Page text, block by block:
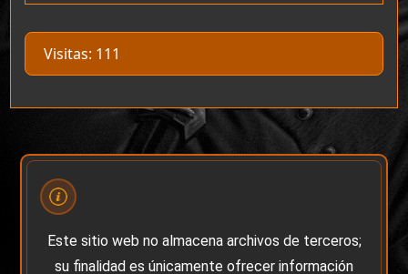
Visitas: 111
Este sitio web no almacena archivos de terceros;
su finalidad es únicamente ofrecer información